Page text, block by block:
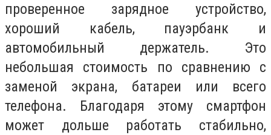
проверенное зарядное устройство,
хороший кабель, пауэрбанк и
автомобильный держатель. Это
небольшая стоимость по сравнению с
заменой экрана, батареи или всего
телефона. Благодаря этому смартфон
может дольше работать стабильно,